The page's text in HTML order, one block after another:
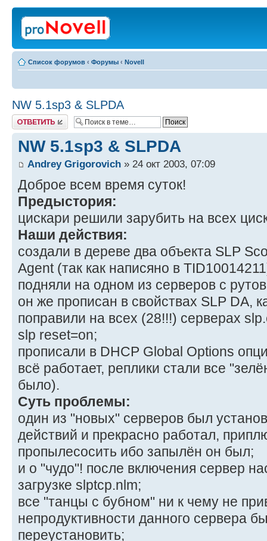
Список форумов ‹ Форумы ‹ Novell
NW 5.1sp3 & SLPDA
Ответить
NW 5.1sp3 & SLPDA
Andrey Grigorovich » 24 окт 2003, 07:09
Доброе всем время суток!
Предыстория:
цискари решили зарубить на всех
Наши действия:
создали в дереве два объекта SLP
Agent (так как написяно в
подняли на одном из серверов с
он же прописан в свойствах SLP DA,
поправили на всех (28!!!) серверах
slp reset=on;
прописали в DHCP Global Options
всё работает, реплики стали все
было).
Cуть проблемы:
один из "новых" серверов был
действий и прекрасно работал,
пропылесосить ибо запылён он был;
и о "чудо"! после включения сервер
загрузке slptcp.nlm;
все "танцы с бубном" ни к чему не
непродуктивности данного сервера
переустановить;